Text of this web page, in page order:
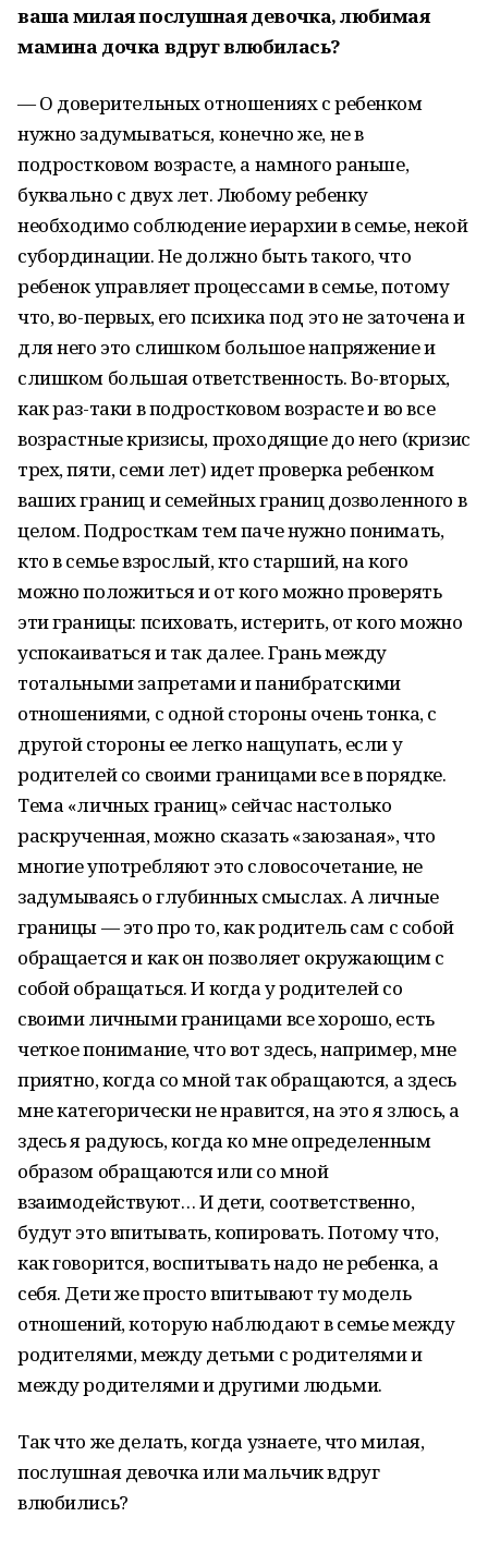
ваша милая послушная девочка, любимая
мамина дочка вдруг влюбилась?
— О доверительных отношениях с ребенком
нужно задумываться, конечно же, не в
подростковом возрасте, а намного раньше,
буквально с двух лет. Любому ребенку
необходимо соблюдение иерархии в семье, некой
субординации. Не должно быть такого, что
ребенок управляет процессами в семье, потому
что, во-первых, его психика под это не заточена и
для него это слишком большое напряжение и
слишком большая ответственность. Во-вторых,
как раз-таки в подростковом возрасте и во все
возрастные кризисы, проходящие до него (кризис
трех, пяти, семи лет) идет проверка ребенком
ваших границ и семейных границ дозволенного в
целом. Подросткам тем паче нужно понимать,
кто в семье взрослый, кто старший, на кого
можно положиться и от кого можно проверять
эти границы: психовать, истерить, от кого можно
успокаиваться и так далее. Грань между
тотальными запретами и панибратскими
отношениями, с одной стороны очень тонка, с
другой стороны ее легко нащупать, если у
родителей со своими границами все в порядке.
Тема «личных границ» сейчас настолько
раскрученная, можно сказать «заюзаная», что
многие употребляют это словосочетание, не
задумываясь о глубинных смыслах. А личные
границы — это про то, как родитель сам с собой
обращается и как он позволяет окружающим с
собой обращаться. И когда у родителей со
своими личными границами все хорошо, есть
четкое понимание, что вот здесь, например, мне
приятно, когда со мной так обращаются, а здесь
мне категорически не нравится, на это я злюсь, а
здесь я радуюсь, когда ко мне определенным
образом обращаются или со мной
взаимодействуют… И дети, соответственно,
будут это впитывать, копировать. Потому что,
как говорится, воспитывать надо не ребенка, а
себя. Дети же просто впитывают ту модель
отношений, которую наблюдают в семье между
родителями, между детьми с родителями и
между родителями и другими людьми.
Так что же делать, когда узнаете, что милая,
послушная девочка или мальчик вдруг
влюбились?